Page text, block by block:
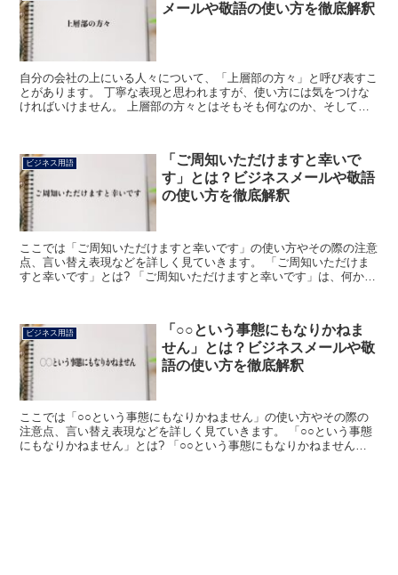
メールや敬語の使い方を徹底解釈
自分の会社の上にいる人々について、「上層部の方々」と呼び表すこ
とがあります。 丁寧な表現と思われますが、使い方には気をつけな
ければいけません。 上層部の方々とはそもそも何なのか、そしてど
ビジネス用語
「ご周知いただけますと幸いで
す」とは？ビジネスメールや敬語
の使い方を徹底解釈
ここでは「ご周知いただけますと幸いです」の使い方やその際の注意
点、言い替え表現などを詳しく見ていきます。 「ご周知いただけま
すと幸いです」とは? 「ご周知いただけますと幸いです」は、何かを
ビジネス用語
「○○という事態にもなりかねま
せん」とは？ビジネスメールや敬
語の使い方を徹底解釈
ここでは「○○という事態にもなりかねません」の使い方やその際の
注意点、言い替え表現などを詳しく見ていきます。 「○○という事態
にもなりかねません」とは? 「○○という事態にもなりかねません」